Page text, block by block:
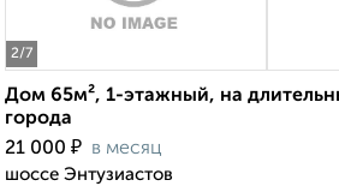
2/7
Дом 65м², 1-этажный, на
города
21 000 ₽ в месяц
шоссе Энтузиастов